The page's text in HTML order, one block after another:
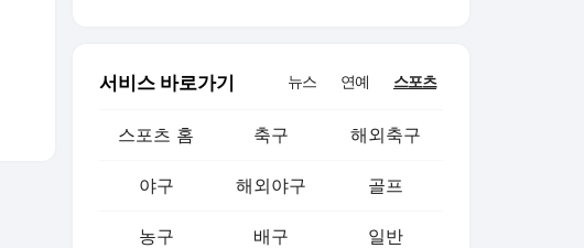
서비스 바로가기 뉴스 연예 스포츠
스포츠 홈 축구 해외축구
야구 해외야구 골프
농구 배구 일반